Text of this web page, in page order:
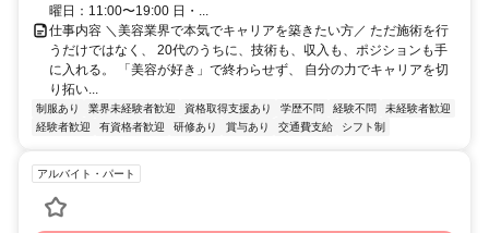
曜日：11:00〜19:00 日・...
仕事内容 ＼美容業界で本気でキャリアを築きたい方／ ただ施術を行
うだけではなく、 20代のうちに、技術も、収入も、ポジションも手
に入れる。 「美容が好き」で終わらせず、 自分の力でキャリアを切
り拓い...
制服あり 業界未経験者歓迎 資格取得支援あり 学歴不問 経験不問
未経験者歓迎
経験者歓迎
有資格者歓迎 研修あり 賞与あり 交通費支給 シフト制
アルバイト・パート